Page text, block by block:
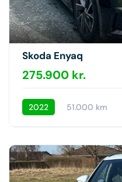
Skoda Enyaq
275.900 kr.
2022 51.000 km